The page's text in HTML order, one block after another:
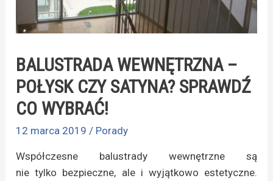
BALUSTRADA WEWNĘTRZNA –
POŁYSK CZY SATYNA? SPRAWDŹ
CO WYBRAĆ!
12 marca 2019 / Porady
Współczesne balustrady wewnętrzne są
nie tylko bezpieczne, ale i wyjątkowo estetyczne.